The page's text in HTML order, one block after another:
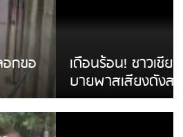
รายบ่นรถ Isuzu สีขาวซิ่ง
ร้างความรำคาญ